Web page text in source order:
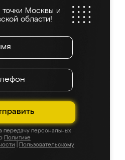
Москвы и
области!
передачу персональных
Политике
Пользовательскому